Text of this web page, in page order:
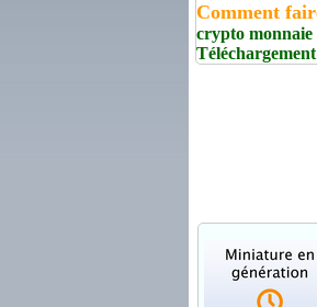
Comment
crypto